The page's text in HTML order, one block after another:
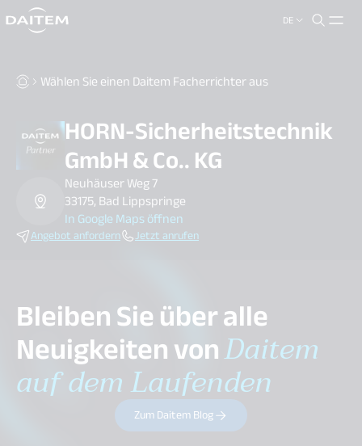
DE
search.label
Wählen Sie einen Daitem Facherrichter aus
HORN-Sicherheitstechnik
GmbH & Co.. KG
Neuhäuser Weg 7
33175, Bad Lippspringe
In Google Maps öffnen
Angebot anfordern Jetzt anrufen
Bleiben Sie über alle
Neuigkeiten vonDaitem
auf dem Laufenden
Zum Daitem Blog